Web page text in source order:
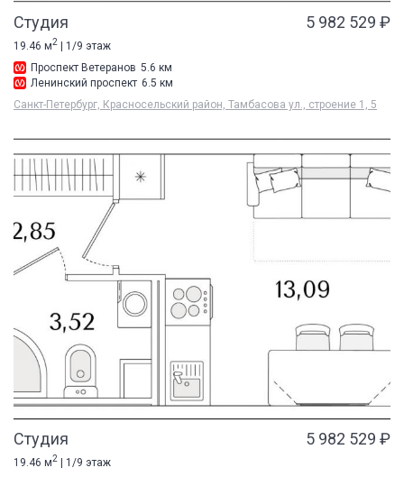
Студия 5 982 529 ₽
19.46 м2 | 1/9 этаж
Проспект Ветеранов 5.6 км
Ленинский проспект 6.5 км
Санкт-Петербург, Красносельский район, Тамбасова ул., строение 1, 5
Студия 5 982 529 ₽
19.46 м2
| 1/9 этаж